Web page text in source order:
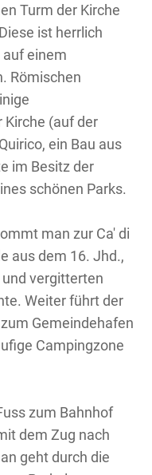
Turm der Kirche
ist herrlich
auf einem
Römischen
Kirche (auf der
ein Bau aus
im Besitz der
schönen Parks.
man zur Ca' di
aus dem 16. Jhd.,
vergitterten
Weiter führt der
Gemeindehafen
Campingzone
zum Bahnhof
dem Zug nach
geht durch die